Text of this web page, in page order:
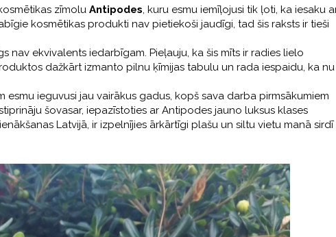
zīmolu Antipodes, kuru esmu iemīļojusi tik ļoti, ka iesaku
kosmētikas produkti nav pietiekoši jaudīgi, tad šis raksts ir tieši
nav ekvivalents iedarbīgam. Pieļauju, ka šis mīts ir radies lielo
dažkārt izmanto pilnu ķīmijas tabulu un rada iespaidu, ka nu
ieguvusi jau vairākus gadus, kopš sava darba pirmsākumiem
šovasar, iepazīstoties ar Antipodes jauno luksus klases
Latvijā, ir izpelnījies ārkārtīgi plašu un siltu vietu manā sirdī